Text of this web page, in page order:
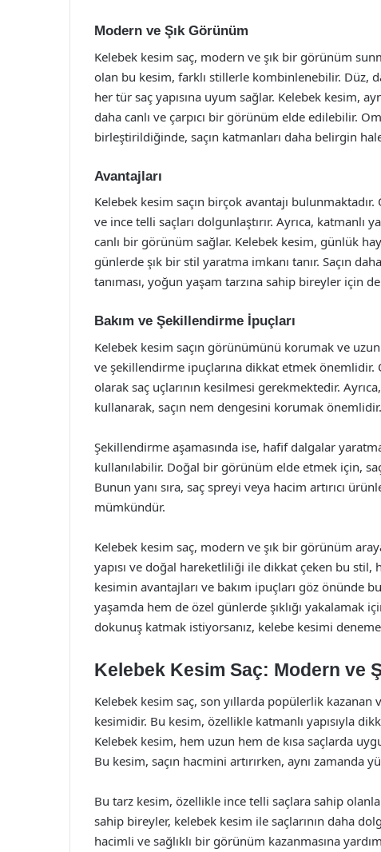
Modern ve Şık Görünüm
Kelebek kesim saç, modern ve şık bir görünüm
olan bu kesim, farklı stillerle kombinlenebilir. Düz,
her tür saç yapısına uyum sağlar. Kelebek kesim,
daha canlı ve çarpıcı bir görünüm elde edilebilir.
birleştirildiğinde, saçın katmanları daha belirgin
Avantajları
Kelebek kesim saçın birçok avantajı
ve ince telli saçları dolgunlaştırır. Ayrıca, katmanlı
canlı bir görünüm sağlar. Kelebek kesim, günlük
günlerde şık bir stil yaratma imkanı tanır. Saçın
tanıması, yoğun yaşam tarzına sahip bireyler için
Bakım ve Şekillendirme İpuçları
Kelebek kesim saçın görünümünü korumak ve
ve şekillendirme ipuçlarına dikkat etmek önemlidir.
olarak saç uçlarının kesilmesi gerekmektedir.
kullanarak, saçın nem dengesini korumak önemlidir.
Şekillendirme aşamasında ise, hafif dalgalar
kullanılabilir. Doğal bir görünüm elde etmek için,
Bunun yanı sıra, saç spreyi veya hacim artırıcı
mümkündür.
Kelebek kesim saç, modern ve şık bir görünüm
yapısı ve doğal hareketliliği ile dikkat çeken bu
kesimin avantajları ve bakım ipuçları göz önünde
yaşamda hem de özel günlerde şıklığı yakalamak
dokunuş katmak istiyorsanız, kelebe kesimi
Kelebek Kesim Saç: Modern ve
Kelebek kesim saç, son yıllarda popülerlik
kesimidir. Bu kesim, özellikle katmanlı yapısıyla
Kelebek kesim, hem uzun hem de kısa saçlarda
Bu kesim, saçın hacmini artırırken, aynı zamanda
Bu tarz kesim, özellikle ince telli saçlara sahip
sahip bireyler, kelebek kesim ile saçlarının daha
hacimli ve sağlıklı bir görünüm kazanmasına